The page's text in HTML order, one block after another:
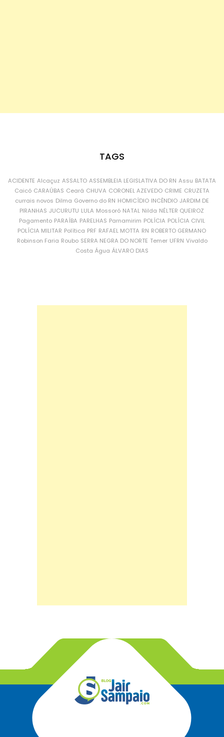
TAGS
ACIDENTE Alcaçuz ASSALTO ASSEMBLEIA LEGISLATIVA DO RN Assu BATATA
Caicó CARAÚBAS Ceará CHUVA CORONEL AZEVEDO CRIME CRUZETA
currais novos Dilma Governo do RN HOMICÍDIO INCÊNDIO JARDIM DE
PIRANHAS JUCURUTU LULA Mossoró NATAL Nilda NÉLTER QUEIROZ
Pagamento PARAÍBA PARELHAS Parnamirim POLÍCIA POLÍCIA CIVIL
POLÍCIA MILITAR Política PRF RAFAEL MOTTA RN ROBERTO GERMANO
Robinson Faria Roubo SERRA NEGRA DO NORTE Temer UFRN Vivaldo
Costa Água ÁLVARO DIAS